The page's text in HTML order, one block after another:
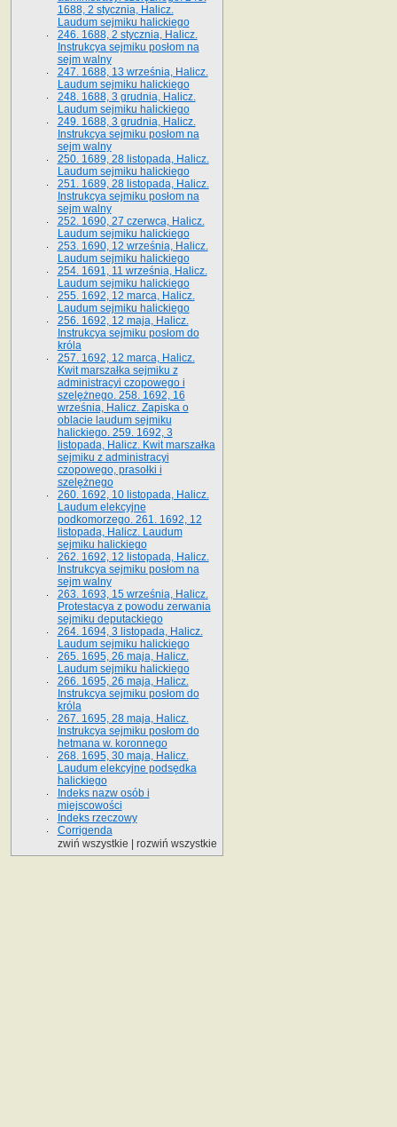
1688, 2 stycznia, Halicz.
Laudum sejmiku halickiego
246. 1688, 2 stycznia, Halicz.
Instrukcya sejmiku posłom na
sejm walny
247. 1688, 13 września, Halicz.
Laudum sejmiku halickiego
248. 1688, 3 grudnia, Halicz.
Laudum sejmiku halickiego
249. 1688, 3 grudnia, Halicz.
Instrukcya sejmiku posłom na
sejm walny
250. 1689, 28 listopada, Halicz.
Laudum sejmiku halickiego
251. 1689, 28 listopada, Halicz.
Instrukcya sejmiku posłom na
sejm walny
252. 1690, 27 czerwca, Halicz.
Laudum sejmiku halickiego
253. 1690, 12 września, Halicz.
Laudum sejmiku halickiego
254. 1691, 11 września, Halicz.
Laudum sejmiku halickiego
255. 1692, 12 marca, Halicz.
Laudum sejmiku halickiego
256. 1692, 12 maja, Halicz.
Instrukcya sejmiku posłom do
króla
257. 1692, 12 marca, Halicz.
Kwit marszałka sejmiku z
administracyi czopowego i
szelężnego. 258. 1692, 16
września, Halicz. Zapiska o
oblacie laudum sejmiku
halickiego. 259. 1692, 3
listopada, Halicz. Kwit marszałka
sejmiku z administracyi
czopowego, prasołki i
szelężnego
260. 1692, 10 listopada, Halicz.
Laudum elekcyjne
podkomorzego. 261. 1692, 12
listopada, Halicz. Laudum
sejmiku halickiego
262. 1692, 12 listopada, Halicz.
Instrukcya sejmiku posłom na
sejm walny
263. 1693, 15 września, Halicz.
Protestacya z powodu zerwania
sejmiku deputackiego
264. 1694, 3 listopada, Halicz.
Laudum sejmiku halickiego
265. 1695, 26 maja, Halicz.
Laudum sejmiku halickiego
266. 1695, 26 maja, Halicz.
Instrukcya sejmiku posłom do
króla
267. 1695, 28 maja, Halicz.
Instrukcya sejmiku posłom do
hetmana w. koronnego
268. 1695, 30 maja, Halicz.
Laudum elekcyjne podsędka
halickiego
Indeks nazw osób i
miejscowości
Indeks rzeczowy
Corrigenda
zwiń wszystkie
rozwiń wszystkie